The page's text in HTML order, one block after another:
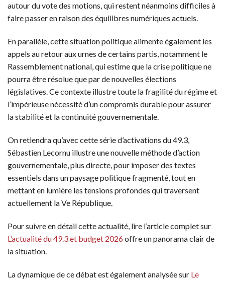
autour du vote des motions, qui restent néanmoins difficiles à
faire passer en raison des équilibres numériques actuels.
En parallèle, cette situation politique alimente également les
appels au retour aux urnes de certains partis, notamment le
Rassemblement national, qui estime que la crise politique ne
pourra être résolue que par de nouvelles élections
législatives. Ce contexte illustre toute la fragilité du régime et
l’impérieuse nécessité d’un compromis durable pour assurer
la stabilité et la continuité gouvernementale.
On retiendra qu’avec cette série d’activations du 49.3,
Sébastien Lecornu illustre une nouvelle méthode d’action
gouvernementale, plus directe, pour imposer des textes
essentiels dans un paysage politique fragmenté, tout en
mettant en lumière les tensions profondes qui traversent
actuellement la Ve République.
Pour suivre en détail cette actualité, lire l’article complet sur
L’actualité du 49.3 et budget 2026offre un panorama clair de
la situation.
La dynamique de ce débat est également analysée sur Le